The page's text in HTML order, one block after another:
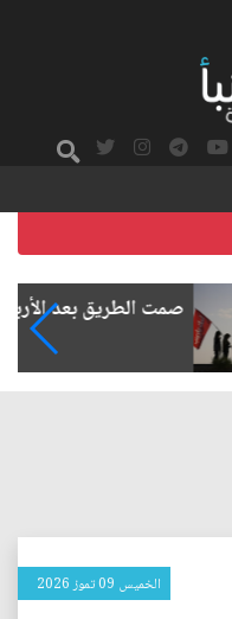
الخميس 09 تموز 2026